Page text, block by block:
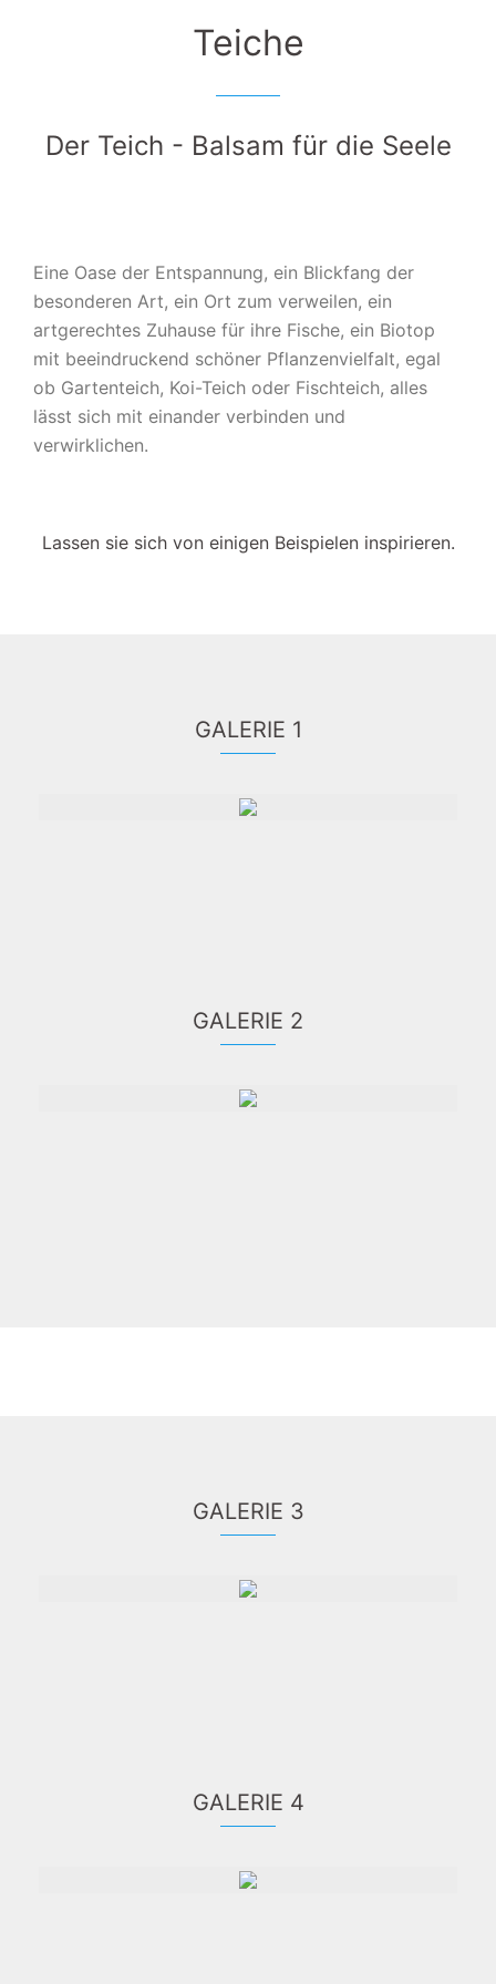
Teiche
Der Teich - Balsam für die Seele
Eine Oase der Entspannung, ein Blickfang der
besonderen Art, ein Ort zum verweilen, ein
artgerechtes Zuhause für ihre Fische, ein Biotop
mit beeindruckend schöner Pflanzenvielfalt, egal
ob Gartenteich, Koi-Teich oder Fischteich, alles
lässt sich mit einander verbinden und
verwirklichen.
Lassen sie sich von einigen Beispielen inspirieren.
GALERIE 1
GALERIE 2
GALERIE 3
GALERIE 4